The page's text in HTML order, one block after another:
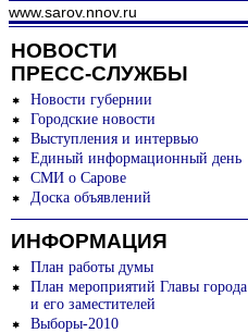
www.sarov.nnov.ru
НОВОСТИ
ПРЕСС-СЛУЖБЫ
Новости губернии
Городские новости
Выступления и интервью
Единый информационный день
СМИ о Сарове
Доска объявлений
ИНФОРМАЦИЯ
План работы думы
План мероприятий Главы города
и его заместителей
Выборы-2010